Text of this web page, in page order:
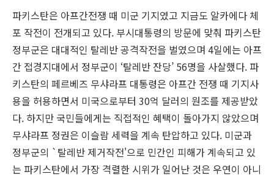
파키스탄은 아프간전쟁 때 미군 기지였고 지금도 알카에다 체
포 작전이 전개되고 있다. 부시대통령의 방문에 맞춰 파키스탄
정부군은 대대적인 탈레반 공격작전을 벌였으며 4일에는 아프
간 접경지대에서 정부군이 ‘탈레반 잔당’ 56명을 사살했다. 파
키스탄의 페르베즈 무샤라프 대통령은 아프간 전쟁 때 기지사
용을 허용하면서 미국으로부터 30억 달러의 원조를 제공받았
다. 하지만 국민들에게는 직접적인 혜택이 돌아가지 않았으며
무샤라프 정권은 이슬람 세력을 계속 탄압하고 있다. 미군과
정부군의 `탈레반 제거작전'으로 민간인 피해가 계속되고 있
는 파키스탄에서 가장 격렬한 시위가 일어난 것은 우연이 아니